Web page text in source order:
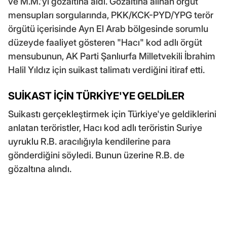
mensupları sorgularında, PKK/KCK-PYD/YPG terör
örgütü içerisinde Ayn El Arab bölgesinde sorumlu
düzeyde faaliyet gösteren "Hacı" kod adlı örgüt
mensubunun, AK Parti Şanlıurfa Milletvekili İbrahim
Halil Yıldız için suikast talimatı verdiğini itiraf etti.
SUİKAST İÇİN TÜRKİYE'YE GELDİLER
Suikastı gerçekleştirmek için Türkiye'ye geldiklerini
anlatan teröristler, Hacı kod adlı teröristin Suriye
uyruklu R.B. aracılığıyla kendilerine para
gönderdiğini söyledi. Bunun üzerine R.B. de
gözaltına alındı.